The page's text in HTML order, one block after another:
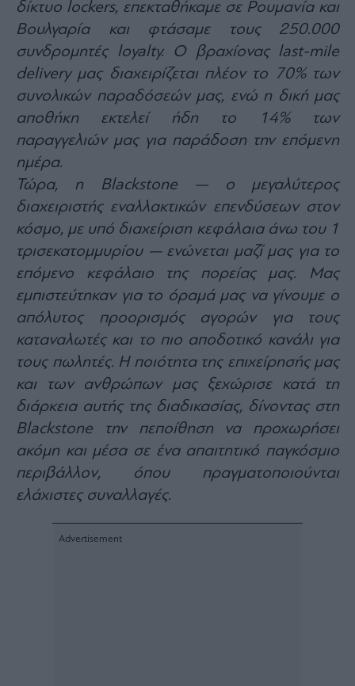
agree
our
Terms
Privacy
Notice.
You
opt
out
at
any
This
site
is
protected
by
reCAPTCHA
and
the
Privacy
Policy
and
Terms
Service
apply.
δίκτυο lockers, επεκταθήκαμε σε Ρουμανία και
Βουλγαρία και φτάσαμε τους 250.000
συνδρομητές loyalty. Ο βραχίονας last-mile
delivery μας διαχειρίζεται πλέον το 70% των
συνολικών παραδόσεών μας, ενώ η δική μας
αποθήκη εκτελεί ήδη το 14% των
παραγγελιών μας για παράδοση την επόμενη
ημέρα.
Τώρα, η Blackstone — ο μεγαλύτερος
διαχειριστής εναλλακτικών επενδύσεων στον
κόσμο, με υπό διαχείριση κεφάλαια άνω του 1
τρισεκατομμυρίου — ενώνεται μαζί μας για το
επόμενο κεφάλαιο της πορείας μας. Μας
εμπιστεύτηκαν για το όραμά μας να γίνουμε ο
απόλυτος προορισμός αγορών για τους
καταναλωτές και το πιο αποδοτικό κανάλι για
τους πωλητές. Η ποιότητα της επιχείρησής μας
και των ανθρώπων μας ξεχώρισε κατά τη
διάρκεια αυτής της διαδικασίας, δίνοντας στη
Blackstone την πεποίθηση να προχωρήσει
ακόμη και μέσα σε ένα απαιτητικό παγκόσμιο
περιβάλλον, όπου πραγματοποιούνται
ελάχιστες συναλλαγές.